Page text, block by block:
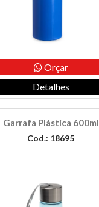
Orçar
Detalhes
Garrafa Plástica 600ml
Cod.: 18695